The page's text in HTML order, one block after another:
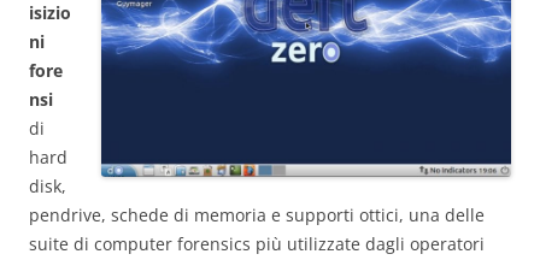
isizio
ni
fore
nsi
di
hard
disk,
pendrive, schede di memoria e supporti ottici, una delle
suite di computer forensics più utilizzate dagli operatori